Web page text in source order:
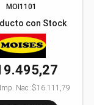
MOI1101
con Stock
Nac.:$16.111,79